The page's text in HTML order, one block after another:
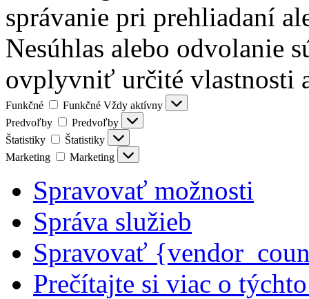
správanie pri prehliadaní
Nesúhlas alebo odvolanie
ovplyvniť určité vlastnosti
Funkčné Funkčné Vždy aktívny
Predvoľby
Predvoľby
Štatistiky
Štatistiky
Marketing
Marketing
Spravovať možnosti
Správa služieb
Spravovať
Prečítajte si viac o